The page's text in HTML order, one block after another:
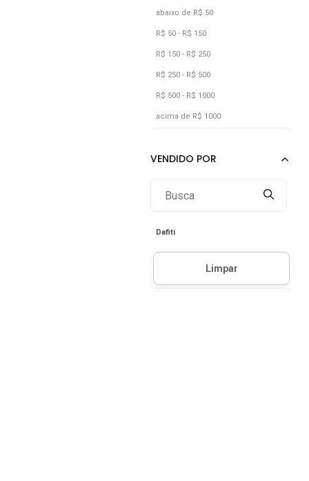
Roxo
Verde
Vermelho
Vinho
abaixo de R$ 50
R$ 50 - R$ 150
R$ 150 - R$ 250
R$ 250 - R$ 500
R$ 500 - R$ 1000
acima de R$ 1000
Dafiti